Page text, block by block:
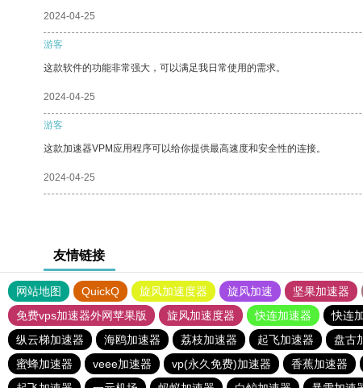
2024-04-25
游客
这款软件的功能非常强大，可以满足我日常使用的需求。
2024-04-25
游客
这款加速器VPM应用程序可以给你提供最高速度和安全性的连接。
2024-04-25
友情链接
网站地图 QuickQ 旋风加速度器 旋风加速 坚果加速器
免费vps加速器外网苹果版
旋风加速度器 快连加速器 快连
纵云梯加速器
海鸥加速器 荔枝加速器 起飞加速器 盘古
蜜蜂加速器
veee加速器 vp(永久免费)加速器 香蕉加速器